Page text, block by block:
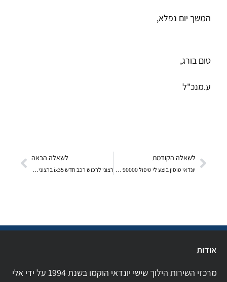
המשך יום נפלא,
טום בורג,
ע.מנכ"ל
לשאלה הקודמת לשאלה הבאה
אודות
מרכזי השירות הילוך שישי יונדאי הוקמו בשנת 1994 על ידי אלי